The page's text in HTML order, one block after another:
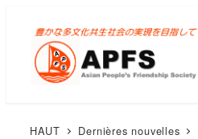
contenu
principal
HAUT Dernières nouvelles